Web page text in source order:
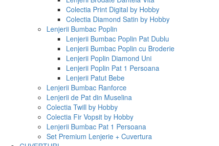
Colectia Print Digital by Hobby
Colectia Diamond Satin by Hobby
Lenjerii Bumbac Poplin
Lenjerii Bumbac Poplin Pat Dublu
Lenjerii Bumbac Poplin cu Broderie
Lenjerii Poplin Diamond Uni
Lenjerii Poplin Pat 1 Persoana
Lenjerii Patut Bebe
Lenjerii Bumbac Ranforce
Lenjerii de Pat din Muselina
Colectia Twill by Hobby
Colectia Fir Vopsit by Hobby
Lenjerii Bumbac Pat 1 Persoana
Set Premium Lenjerie + Cuvertura